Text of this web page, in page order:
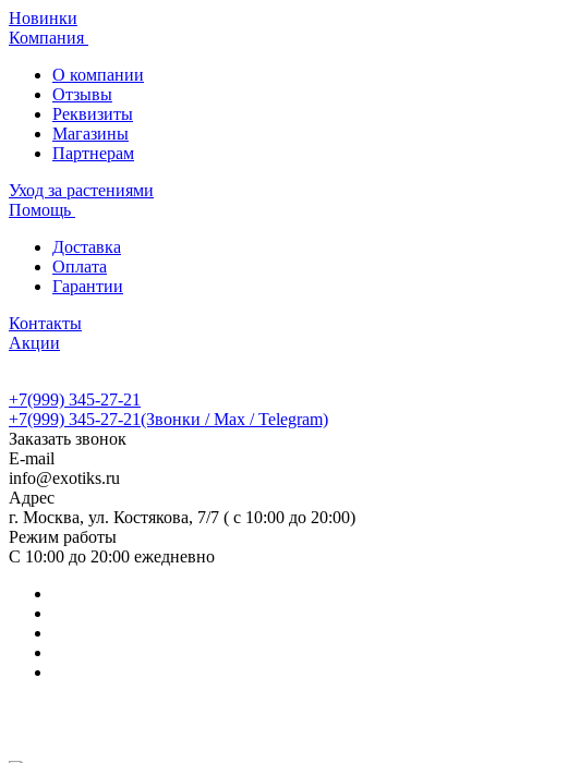
Новинки
Компания
О компании
Отзывы
Реквизиты
Магазины
Партнерам
Уход за растениями
Помощь
Доставка
Оплата
Гарантии
Контакты
Акции
+7(999) 345-27-21
+7(999) 345-27-21(Звонки / Max / Telegram)
Заказать звонок
E-mail
info@exotiks.ru
Адрес
г. Москва, ул. Костякова, 7/7 ( с 10:00 до 20:00)
Режим работы
С 10:00 до 20:00 ежедневно